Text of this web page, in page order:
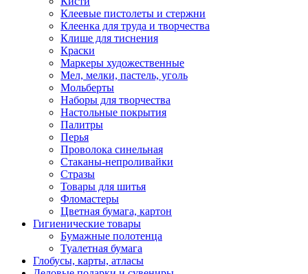
Клеевые пистолеты и стержни
Клеенка для труда и творчества
Клише для тиснения
Краски
Маркеры художественные
Мел, мелки, пастель, уголь
Мольберты
Наборы для творчества
Настольные покрытия
Палитры
Перья
Проволока синельная
Стаканы-непроливайки
Стразы
Товары для шитья
Фломастеры
Цветная бумага, картон
Гигиенические товары
Бумажные полотенца
Туалетная бумага
Глобусы, карты, атласы